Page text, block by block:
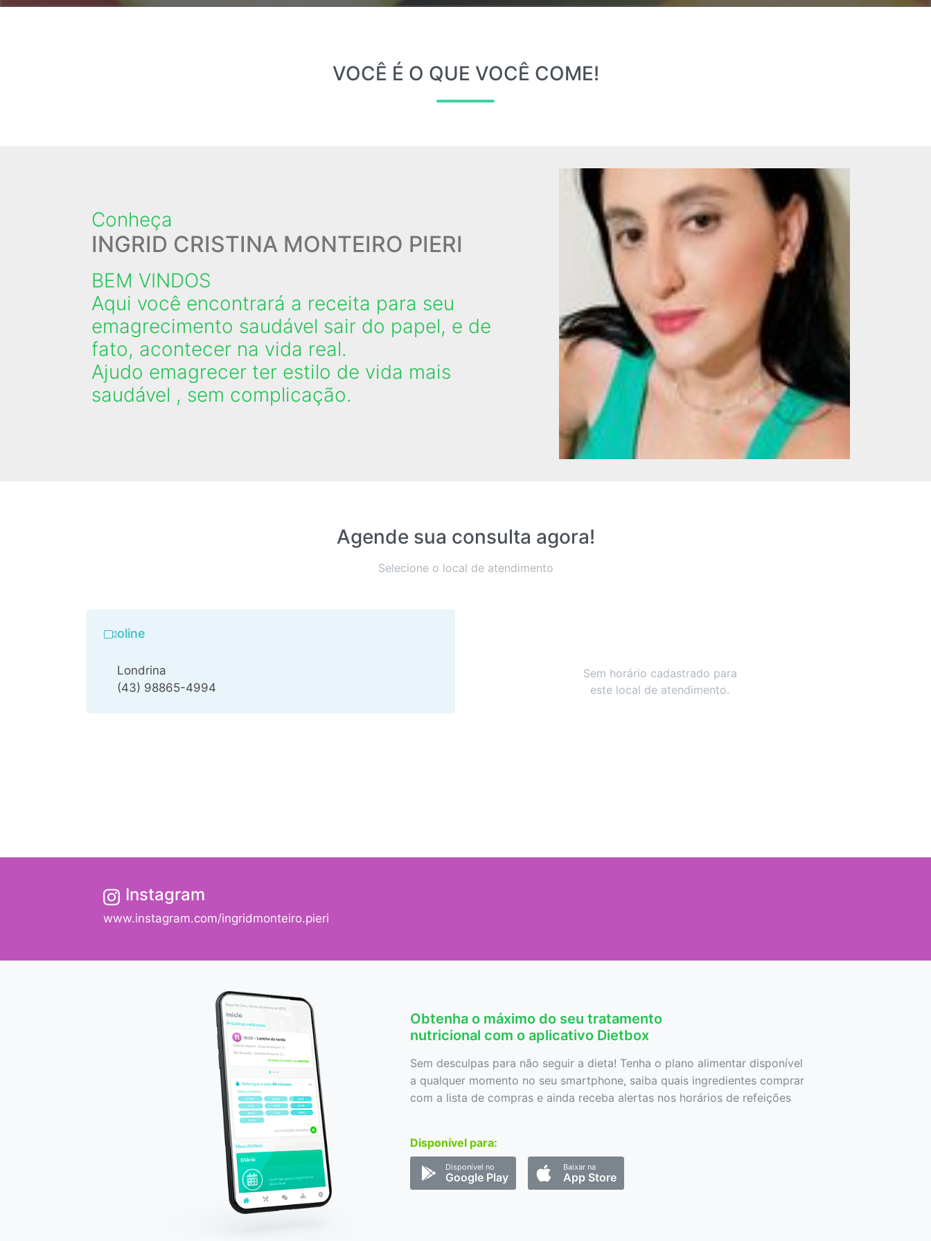
VOCÊ É O QUE VOCÊ COME!
Conheça
INGRID CRISTINA MONTEIRO PIERI
BEM VINDOS
Aqui você encontrará a receita para seu
emagrecimento saudável sair do papel, e de
fato, acontecer na vida real.
Ajudo emagrecer ter estilo de vida mais
saudável , sem complicação.
Agende sua consulta agora!
Selecione o local de atendimento
oline
Londrina
(43) 98865-4994
Sem horário cadastrado para
este local de atendimento.
Instagram
www.instagram.com/ingridmonteiro.pieri
Obtenha o máximo do seu tratamento
nutricional com o aplicativo Dietbox
Sem desculpas para não seguir a dieta! Tenha o plano alimentar disponível
a qualquer momento no seu smartphone, saiba quais ingredientes comprar
com a lista de compras e ainda receba alertas nos horários de refeições
Disponível para:
Disponível no
Google Play
Baixar na
App Store